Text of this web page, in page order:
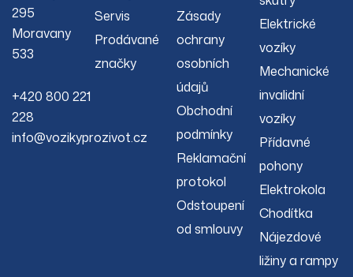
295
Moravany
533
+420 800 221
228
info@vozikyprozivot.cz
Servis
Prodávané
značky
Zásady
ochrany
osobních
údajů
Obchodní
podmínky
Reklamační
protokol
Odstoupení
od smlouvy
Elektrické
vozíky
Mechanické
invalidní
vozíky
Přídavné
pohony
Elektrokola
Chodítka
Nájezdové
ližiny a rampy